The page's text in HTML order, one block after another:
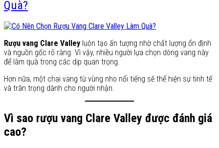
Quà?
Rượu vang Clare Valley luôn tạo ấn tượng nhờ chất lượng ổn định
và nguồn gốc rõ ràng. Vì vậy, nhiều người lựa chọn dòng vang này
để làm quà trong các dịp quan trọng.
Hơn nữa, một chai vang từ vùng nho nổi tiếng sẽ thể hiện sự tinh tế
và trân trọng dành cho người nhận.
Vì sao rượu vang Clare Valley được đánh giá
cao?